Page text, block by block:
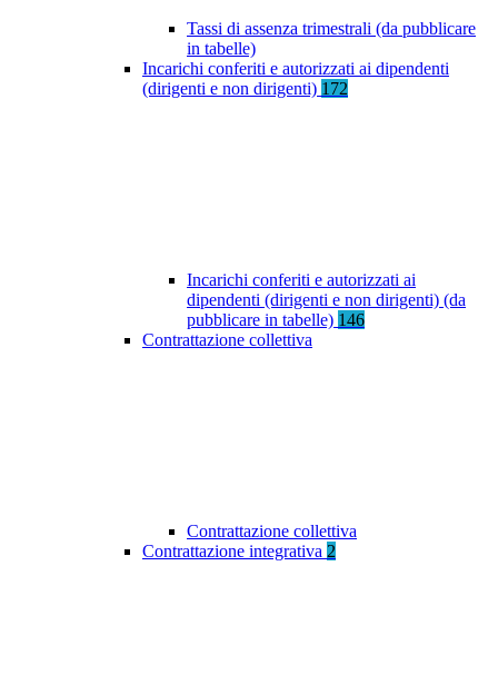
Tassi di assenza trimestrali (da pubblicare
in tabelle)
Incarichi conferiti e autorizzati ai dipendenti
(dirigenti e non dirigenti) 172
Incarichi conferiti e autorizzati ai
dipendenti (dirigenti e non dirigenti) (da
pubblicare in tabelle) 146
Contrattazione collettiva
Contrattazione collettiva
Contrattazione integrativa 2